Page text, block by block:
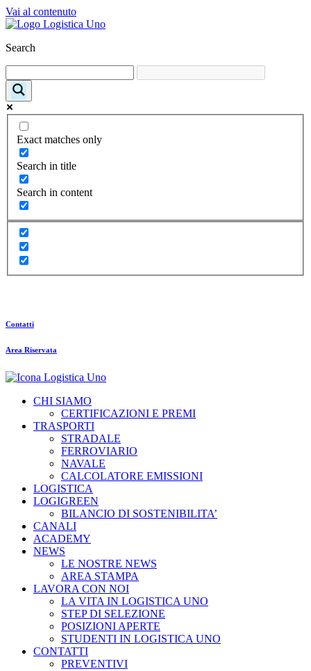
Vai al contenuto
Search
Exact matches only
Search in title
Search in content
Contatti
Area Riservata
CHI SIAMO
CERTIFICAZIONI E PREMI
TRASPORTI
STRADALE
FERROVIARIO
NAVALE
CALCOLATORE EMISSIONI
LOGISTICA
LOGIGREEN
BILANCIO DI SOSTENIBILITA’
CANALI
ACADEMY
NEWS
LE NOSTRE NEWS
AREA STAMPA
LAVORA CON NOI
LA VITA IN LOGISTICA UNO
STEP DI SELEZIONE
POSIZIONI APERTE
STUDENTI IN LOGISTICA UNO
CONTATTI
PREVENTIVI